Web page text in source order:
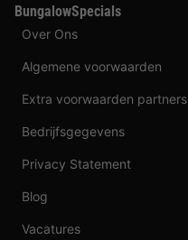
BungalowSpecials
Over Ons
Algemene voorwaarden
Extra voorwaarden partners
Bedrijfsgegevens
Privacy Statement
Blog
Vacatures